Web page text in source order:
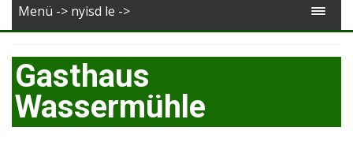
English
Romana
Menü -> nyisd le ->
Gasthaus
Wassermühle